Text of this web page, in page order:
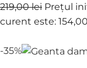
219,00 lei Prețul
curent este:
-35%